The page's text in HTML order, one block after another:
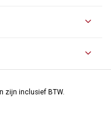
zijn inclusief BTW.